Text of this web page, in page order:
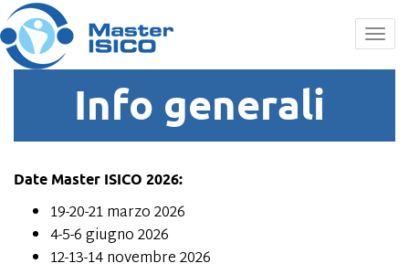
Info generali
Info generali
Date Master ISICO 2026:
19-20-21 marzo 2026
4-5-6 giugno 2026
12-13-14 novembre 2026